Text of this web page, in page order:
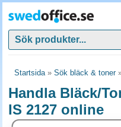
Startsida» Sök bläck & toner
Handla Bläck/
IS 2127 online